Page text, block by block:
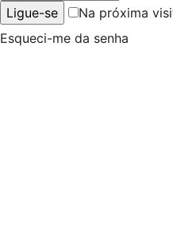
Na próxima
Esqueci-me da senha